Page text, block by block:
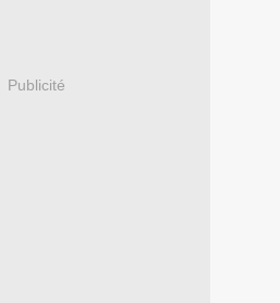
Publicité